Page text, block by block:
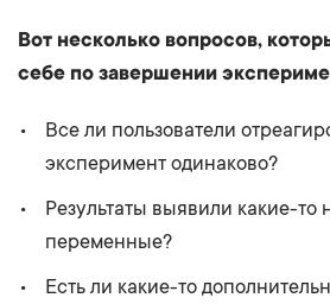
Вот несколько вопросов,
себе по завершении
Все ли пользователи
эксперимент одинаково?
Результаты выявили какие-
переменные?
Есть ли какие-то